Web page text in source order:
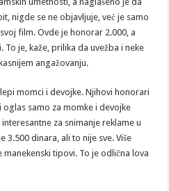
nigde se ne objavljuje, već je samo
film. Ovde je honorar 2.000, a
To je, kaže, prilika da uvežba i neke
angažovanju.
momci i devojke. Njihovi honorari
oglas samo za momke i devojke
za snimanje reklame u
3.500 dinara, ali to nije sve. Više
manekenski tipovi. To je odlična lova